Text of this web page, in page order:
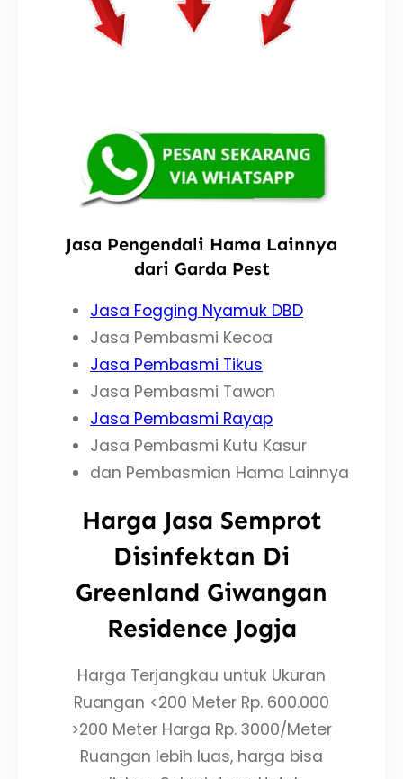
Jasa Pengendali Hama Lainnya
dari Garda Pest
Jasa Fogging Nyamuk DBD
Jasa Pembasmi Kecoa
Jasa Pembasmi Tikus
Jasa Pembasmi Tawon
Jasa Pembasmi Rayap
Jasa Pembasmi Kutu Kasur
dan Pembasmian Hama Lainnya
Harga Jasa Semprot
Disinfektan Di
Greenland Giwangan
Residence Jogja
Harga Terjangkau untuk Ukuran
Ruangan <200 Meter Rp. 600.000
>200 Meter Harga Rp. 3000/Meter
Ruangan lebih luas, harga bisa